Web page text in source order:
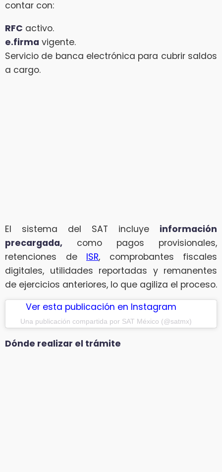
contar con:
RFC activo.
e.firma vigente.
Servicio de banca electrónica para cubrir saldos
a cargo.
El sistema del SAT incluye información
precargada, como pagos provisionales,
retenciones de ISR, comprobantes fiscales
digitales, utilidades reportadas y remanentes
de ejercicios anteriores, lo que agiliza el proceso.
Ver esta publicación en Instagram
Una publicación compartida por SAT México (@satmx)
Dónde realizar el trámite